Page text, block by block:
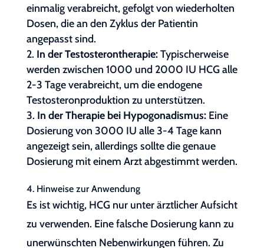
einmalig verabreicht, gefolgt von wiederholten
Dosen, die an den Zyklus der Patientin
angepasst sind.
In der Testosterontherapie:Typischerweise
werden zwischen 1000 und 2000 IU HCG alle
2-3 Tage verabreicht, um die endogene
Testosteronproduktion zu unterstützen.
In der Therapie bei Hypogonadismus:Eine
Dosierung von 3000 IU alle 3-4 Tage kann
angezeigt sein, allerdings sollte die genaue
Dosierung mit einem Arzt abgestimmt werden.
4. Hinweise zur Anwendung
Es ist wichtig, HCG nur unter ärztlicher Aufsicht
zu verwenden. Eine falsche Dosierung kann zu
unerwünschten Nebenwirkungen führen. Zu